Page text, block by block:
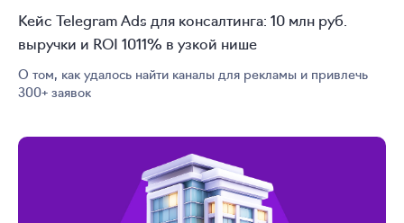
Кейс Telegram Ads для консалтинга: 10 млн руб.
выручки и ROI 1011% в узкой нише
О том, как удалось найти каналы для рекламы и привлечь
300+ заявок